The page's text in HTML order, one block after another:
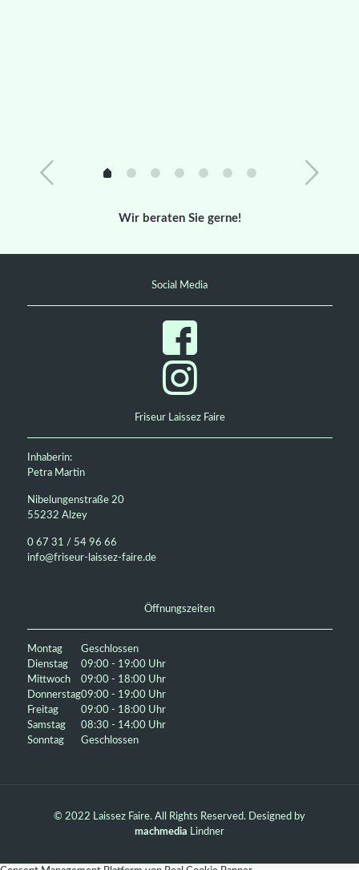
Wir beraten Sie gerne!
Social Media
Friseur Laissez Faire
Inhaberin:
Petra Martin
Nibelungenstraße 20
55232 Alzey
0 67 31 / 54 96 66
info@friseur-laissez-faire.de
Öffnungszeiten
Montag
Geschlossen
Dienstag
09:00 - 19:00 Uhr
Mittwoch
09:00 - 18:00 Uhr
Donnerstag09:00 - 19:00 Uhr
Freitag
09:00 - 18:00 Uhr
Samstag
08:30 - 14:00 Uhr
Sonntag
Geschlossen
© 2022 Laissez Faire. All Rights Reserved. Designed by
machmedia Lindner